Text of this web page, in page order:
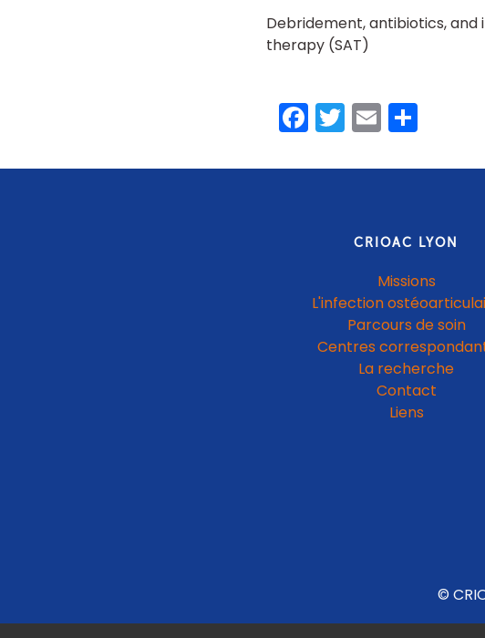
Debridement, antibiotics,
therapy (SAT)
Facebook
Twitter
Email
CRIOAC LYON
Missions
L'infection
Parcours de soin
Centres
La recherche
Contact
Liens
©